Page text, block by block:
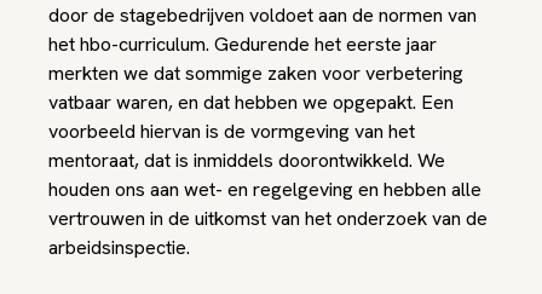
door de stagebedrijven voldoet aan de normen van
het hbo-curriculum. Gedurende het eerste jaar
merkten we dat sommige zaken voor verbetering
vatbaar waren, en dat hebben we opgepakt. Een
voorbeeld hiervan is de vormgeving van het
mentoraat, dat is inmiddels doorontwikkeld. We
houden ons aan wet- en regelgeving en hebben alle
vertrouwen in de uitkomst van het onderzoek van de
arbeidsinspectie.